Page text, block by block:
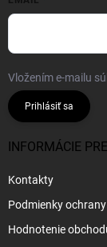
Vložením e-mailu
Prihlásiť sa
INFORMÁCIE
Kontakty
Podmienky
Hodnotenie